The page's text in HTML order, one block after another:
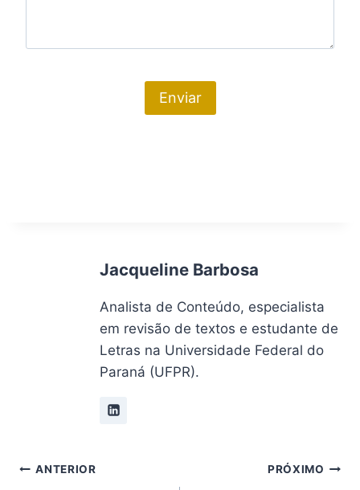
Jacqueline Barbosa
Analista de Conteúdo, especialista
em revisão de textos e estudante de
Letras na Universidade Federal do
Paraná (UFPR).
Navegação
ANTERIOR PRÓXIMO